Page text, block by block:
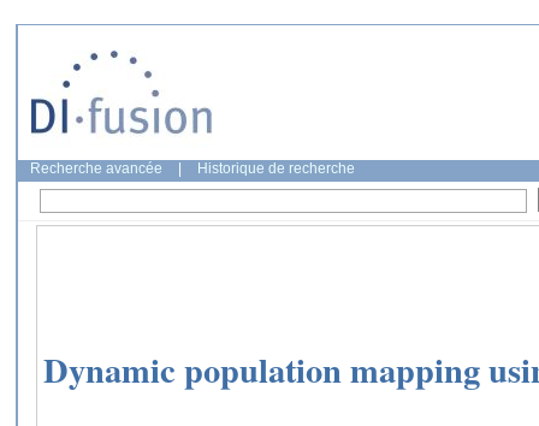
Recherche avancée Historique de recherche
Dynamic population mapping